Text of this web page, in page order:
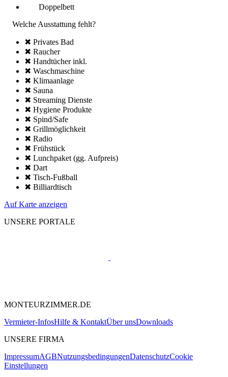
Doppelbett
Welche Ausstattung fehlt?
✖ Privates Bad
✖ Raucher
✖ Handtücher inkl.
✖ Wasch­maschine
✖ Klima­anlage
✖ Sauna
✖ Streaming Dienste
✖ Hygiene Produkte
✖ Spind/Safe
✖ Grillmöglich­keit
✖ Radio
✖ Frühstück
✖ Lunchpaket (gg. Aufpreis)
✖ Dart
✖ Tisch-Fußball
✖ Billiardtisch
Auf Karte anzeigen
UNSERE PORTALE
MONTEURZIMMER.DE
Vermieter-InfosHilfe & KontaktÜber unsDownloads
UNSERE FIRMA
ImpressumAGBNutzungsbedingungenDatenschutzCookie
Einstellungen